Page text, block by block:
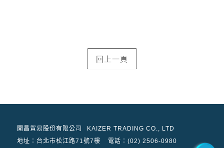
開昌貿易股份有限公司
KAIZER TRADING CO., LTD
地址： 台北市松江路71號7樓 電話：(02) 2506-0980